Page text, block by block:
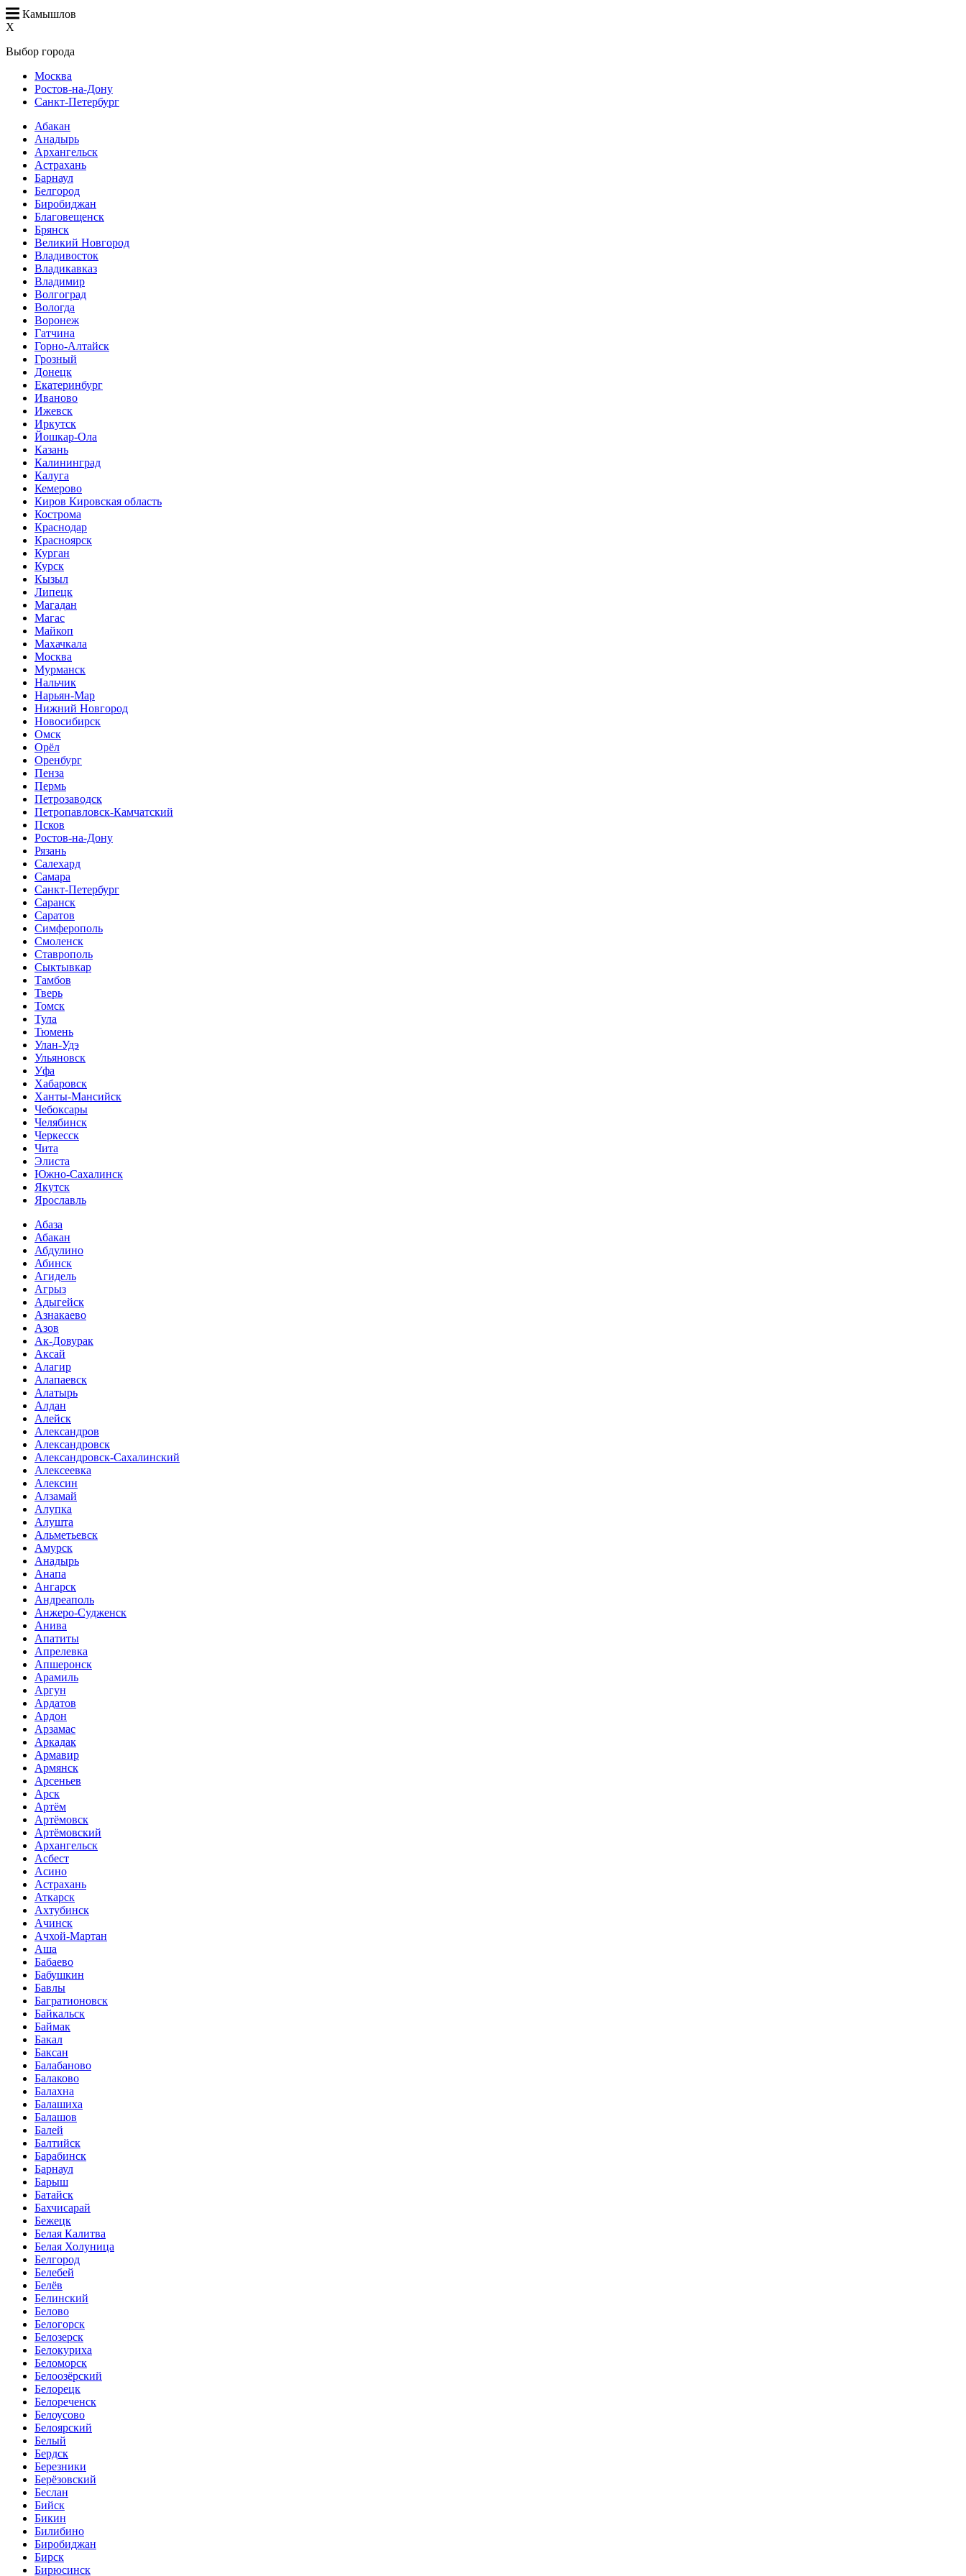
Камышлов
X
Выбор города
Москва
Ростов-на-Дону
Санкт-Петербург
Абакан
Анадырь
Архангельск
Астрахань
Барнаул
Белгород
Биробиджан
Благовещенск
Брянск
Великий Новгород
Владивосток
Владикавказ
Владимир
Волгоград
Вологда
Воронеж
Гатчина
Горно-Алтайск
Грозный
Донецк
Екатеринбург
Иваново
Ижевск
Иркутск
Йошкар-Ола
Казань
Калининград
Калуга
Кемерово
Киров Кировская область
Кострома
Краснодар
Красноярск
Курган
Курск
Кызыл
Липецк
Магадан
Магас
Майкоп
Махачкала
Москва
Мурманск
Нальчик
Нарьян-Мар
Нижний Новгород
Новосибирск
Омск
Орёл
Оренбург
Пенза
Пермь
Петрозаводск
Петропавловск-Камчатский
Псков
Ростов-на-Дону
Рязань
Салехард
Самара
Санкт-Петербург
Саранск
Саратов
Симферополь
Смоленск
Ставрополь
Сыктывкар
Тамбов
Тверь
Томск
Тула
Тюмень
Улан-Удэ
Ульяновск
Уфа
Хабаровск
Ханты-Мансийск
Чебоксары
Челябинск
Черкесск
Чита
Элиста
Южно-Сахалинск
Якутск
Ярославль
Абаза
Абакан
Абдулино
Абинск
Агидель
Агрыз
Адыгейск
Азнакаево
Азов
Ак-Довурак
Аксай
Алагир
Алапаевск
Алатырь
Алдан
Алейск
Александров
Александровск
Александровск-Сахалинский
Алексеевка
Алексин
Алзамай
Алупка
Алушта
Альметьевск
Амурск
Анадырь
Анапа
Ангарск
Андреаполь
Анжеро-Судженск
Анива
Апатиты
Апрелевка
Апшеронск
Арамиль
Аргун
Ардатов
Ардон
Арзамас
Аркадак
Армавир
Армянск
Арсеньев
Арск
Артём
Артёмовск
Артёмовский
Архангельск
Асбест
Асино
Астрахань
Аткарск
Ахтубинск
Ачинск
Ачхой-Мартан
Аша
Бабаево
Бабушкин
Бавлы
Багратионовск
Байкальск
Баймак
Бакал
Баксан
Балабаново
Балаково
Балахна
Балашиха
Балашов
Балей
Балтийск
Барабинск
Барнаул
Барыш
Батайск
Бахчисарай
Бежецк
Белая Калитва
Белая Холуница
Белгород
Белебей
Белёв
Белинский
Белово
Белогорск
Белозерск
Белокуриха
Беломорск
Белоозёрский
Белорецк
Белореченск
Белоусово
Белоярский
Белый
Бердск
Березники
Берёзовский
Беслан
Бийск
Бикин
Билибино
Биробиджан
Бирск
Бирюсинск